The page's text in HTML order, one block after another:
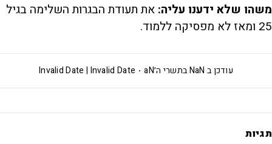
משהו שלא ידענו עליה: את תעודת הבגרות השלימה בגיל
25 ומאז לא מפסיקה ללמוד.
NaN בתשרי ה׳aN Invalid Date | Invalid Date עודכן ב
תגיות